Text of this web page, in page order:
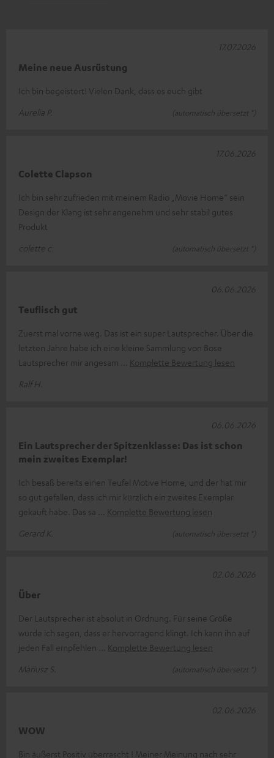
Meine neue Ausrüstung
Ich bin begeistert! Vielen Dank, dass es euch gibt
Aurelia P.
(automatisch übersetzt *)
17.07.2026
Colette Clapson
Ich bin sehr zufrieden mit meinem Radio „Movie Home“ sein
Design der Klang ist sehr angenehm und sehr stabil gutes
Produkt
colette c.
(automatisch übersetzt *)
17.06.2026
Teuflisch gut
Zuerst mal vorne weg. Das ist ein super Lautsprecher. Über die
letzten Jahre habe ich eine kleine Sammlung von Bose
Lautsprecher mir angesam
Komplette Bewertung lesen
Ralf H.
06.06.2026
Ein Lautsprecher der Spitzenklasse: Das ist schon
mein zweites Exemplar!
Ich besaß bereits einen Teufel Motive Home, und der hat mir
so gut gefallen, dass ich mir kürzlich ein zweites Exemplar
gekauft habe. Das sa
Komplette Bewertung lesen
Gerard K.
(automatisch übersetzt *)
06.06.2026
Über
Der Lautsprecher ist absolut in Ordnung. Für seine Größe
würde ich sagen, dass er hervorragend klingt. Ich kann ihn auf
jeden Fall empfehlen
Komplette Bewertung lesen
Mariusz S.
(automatisch übersetzt *)
02.06.2026
WOW
Bin äußerst Positiv überrascht ! Meiner Meinung nach sehr
02.06.2026